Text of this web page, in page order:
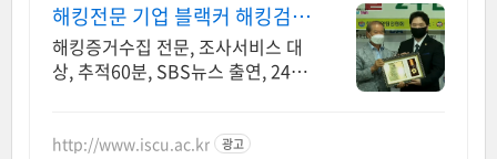
해킹전문 기업 블랙커 해킹검사
스파이앱 탐지 전문
해킹증거수집 전문, 조사서비스 대
상, 추적60분, SBS뉴스 출연, 24시
http://www.iscu.ac.kr 광고